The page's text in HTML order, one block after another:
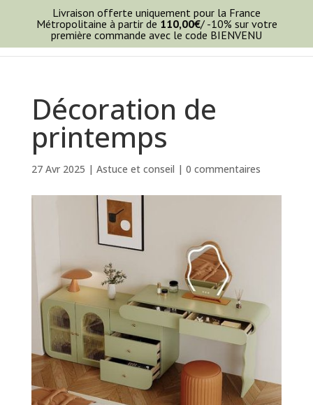
Décoration de
printemps
27 Avr 2025 | Astuce et conseil | 0 commentaires
Livraison offerte uniquement pour la France
Métropolitaine à partir de 110,00€/ -10% sur votre
première commande avec le code BIENVENU